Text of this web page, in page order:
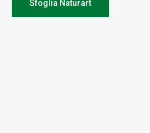
Sfoglia Naturart